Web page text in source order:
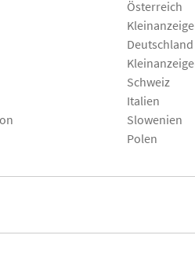
Österreich
Deutschland
Schweiz
Italien
Slowenien
Polen